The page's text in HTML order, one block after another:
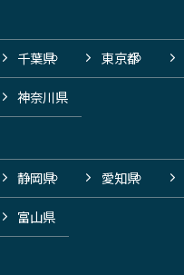
千葉県 東京都
神奈川県
静岡県 愛知県
富山県